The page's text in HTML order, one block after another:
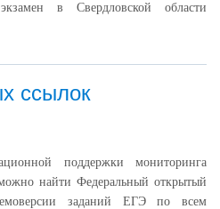
в Свердловской области
ссылок
поддержки мониторинга
можно найти Федеральный открытый
заданий ЕГЭ по всем